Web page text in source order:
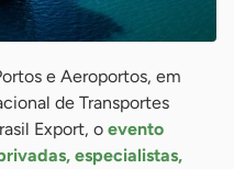
e Aeroportos, em
de Transportes
Export, o evento
especialistas,